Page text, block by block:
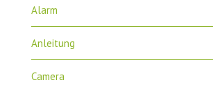
Alarm
Anleitung
Camera